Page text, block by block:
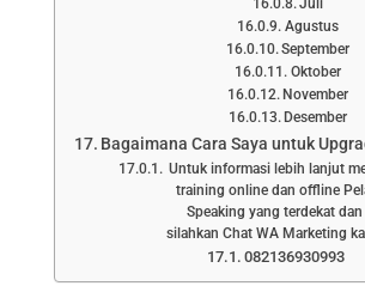
Juli
Agustus
September
Oktober
November
Desember
Bagaimana Cara Saya untuk
Untuk informasi lebih lanjut
training online dan offline
Speaking yang terdekat
silahkan Chat WA Marketing
082136930993